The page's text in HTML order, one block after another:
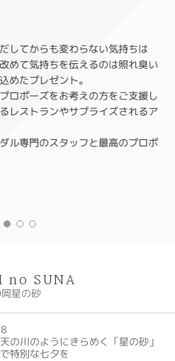
してからも変わらない気持ちは
めて気持ちを伝えるのは照れ臭い
めたプレゼント。
ロポーズをお考えの方をご支援し
レストランやサプライズされるア
ル専門のスタッフと最高のプロポ
no SUNA
星の砂
の川のようにきらめく「星の砂」
特別な七夕を